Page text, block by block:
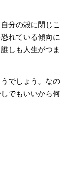
分の殻に閉じこ
れている傾向に
しも人生がつま
でしょう。なの
でもいいから何